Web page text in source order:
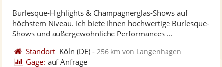
Sternen
Burlesque-Highlights & Champagnerglas-Shows auf
höchstem Niveau. Ich biete Ihnen hochwertige Burlesque-
Shows und außergewöhnliche Performances ...
Standort: Köln (DE) - 256 km von Langenhagen
Gage: auf Anfrage